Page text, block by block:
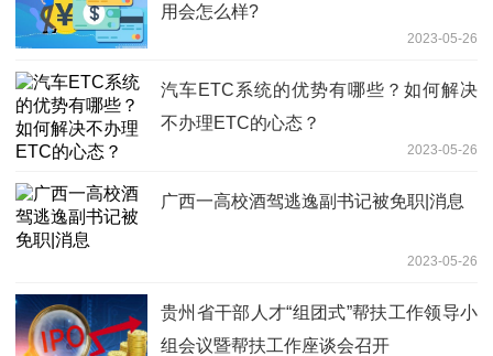
用会怎么样?
2023-05-26
汽车ETC系统的优势有哪些？如何解决
不办理ETC的心态？
2023-05-26
广西一高校酒驾逃逸副书记被免职|消息
2023-05-26
贵州省干部人才“组团式”帮扶工作领导小
组会议暨帮扶工作座谈会召开